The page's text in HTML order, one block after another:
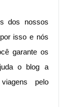
dos nossos
isso e nós
garante os
o blog a
pelo